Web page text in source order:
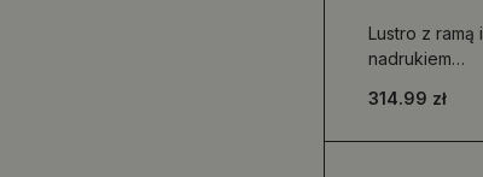
Lustro z ramą i
nadrukiem
różowe maki
314.99 zł